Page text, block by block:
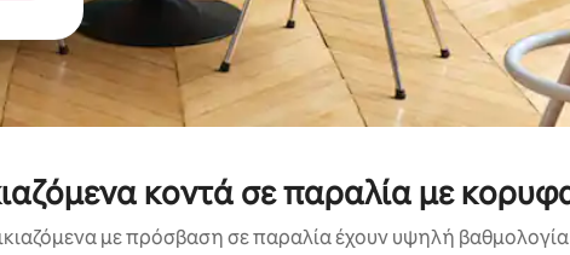
κοντά σε παραλία με
με πρόσβαση σε παραλία έχουν υψηλή